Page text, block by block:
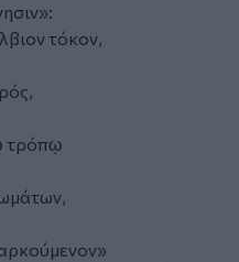
τόκον,
τρόπῳ